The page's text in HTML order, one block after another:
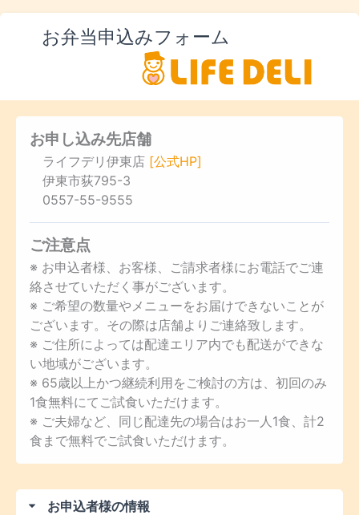
お弁当申込みフォーム
お申し込み先店舗
ライフデリ伊東店 [公式HP]
伊東市荻795-3
0557-55-9555
ご注意点
※ お申込者様、お客様、ご請求者様にお電話でご連
絡させていただく事がございます。
※ ご希望の数量やメニューをお届けできないことが
ございます。その際は店舗よりご連絡致します。
※ ご住所によっては配達エリア内でも配送ができな
い地域がございます。
※ 65歳以上かつ継続利用をご検討の方は、初回のみ
1食無料にてご試食いただけます。
※ ご夫婦など、同じ配達先の場合はお一人1食、計2
食まで無料でご試食いただけます。
お申込者様の情報